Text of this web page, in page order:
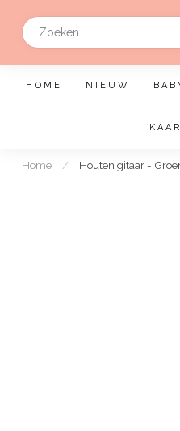
HOME NIEUW
Home / Houten gitaar -